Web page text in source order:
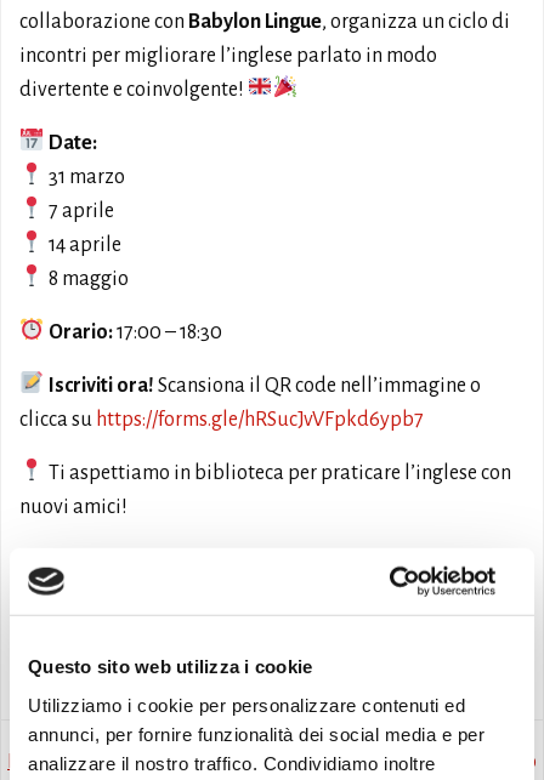
Questo sito web utilizza i cookie
Utilizziamo i cookie per personalizzare contenuti ed
annunci, per fornire funzionalità dei social media e per
analizzare il nostro traffico. Condividiamo inoltre
collaborazione con Babylon Lingue, organizza un ciclo di
incontri per migliorare l’inglese parlato in modo
divertente e coinvolgente!
Date:
31 marzo
7 aprile
14 aprile
8 maggio
Orario:17:00 – 18:30
Iscriviti ora! Scansiona il QR code nell’immagine o
clicca su https://forms.gle/hRSucJvVFpkd6ypb7
Ti aspettiamo in biblioteca per praticare l’inglese con
nuovi amici!
#BibliotecaMonselice #SanBiagio #ConversazioneInglese
#BabylonLingue #EnglishTime
Eventi Laboratorio
Post
Precedente Post Successivo